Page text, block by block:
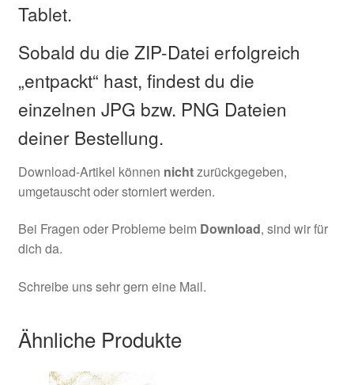
Tablet.
Sobald du die ZIP-Datei erfolgreich
„entpackt“ hast, findest du die
einzelnen JPG bzw. PNG Dateien
deiner Bestellung.
Download-Artikel können nichtzurückgegeben,
umgetauscht oder storniert werden.
Bei Fragen oder Probleme beim Download, sind wir für
dich da.
Schreibe uns sehr gern eine Mail.
Ähnliche Produkte